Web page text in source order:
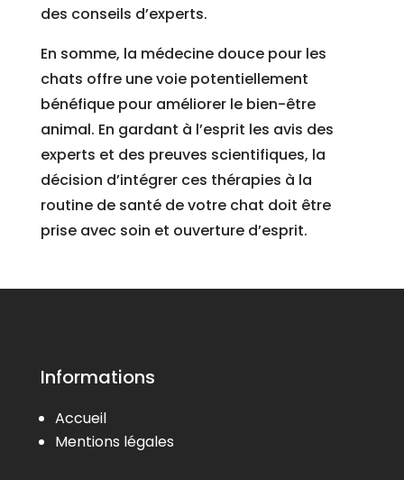
des conseils d’experts.
En somme, la médecine douce pour les
chats offre une voie potentiellement
bénéfique pour améliorer le bien-être
animal. En gardant à l’esprit les avis des
experts et des preuves scientifiques, la
décision d’intégrer ces thérapies à la
routine de santé de votre chat doit être
prise avec soin et ouverture d’esprit.
Informations
Accueil
Mentions légales